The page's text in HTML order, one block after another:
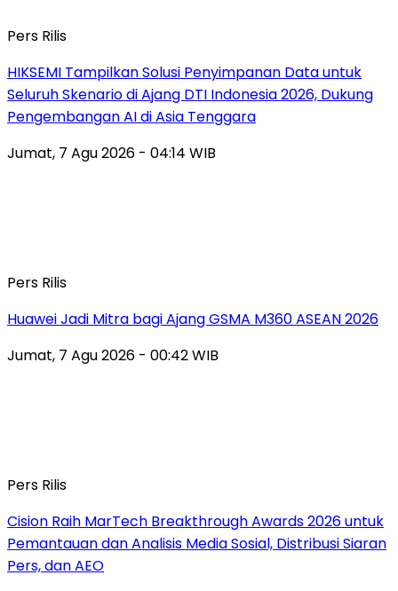
Pers Rilis
HIKSEMI Tampilkan Solusi Penyimpanan Data untuk
Seluruh Skenario di Ajang DTI Indonesia 2026, Dukung
Pengembangan AI di Asia Tenggara
Jumat, 7 Agu 2026 - 04:14 WIB
Pers Rilis
Huawei Jadi Mitra bagi Ajang GSMA M360 ASEAN 2026
Jumat, 7 Agu 2026 - 00:42 WIB
Pers Rilis
Cision Raih MarTech Breakthrough Awards 2026 untuk
Pemantauan dan Analisis Media Sosial, Distribusi Siaran
Pers, dan AEO